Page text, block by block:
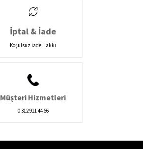
İptal & İade
Koşulsuz İade Hakkı
Müşteri Hizmetleri
0 312 911 44 66